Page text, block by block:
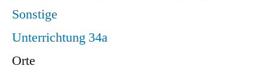
Sonstige
Unterrichtung 34a
Orte